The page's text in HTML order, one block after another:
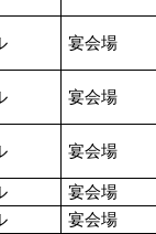
宴会場
宴会場
宴会場
宴会場
宴会場